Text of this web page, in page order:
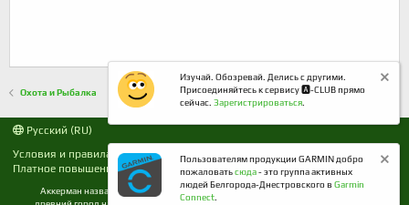
Охота и Рыбалка
Русский (RU)
Условия и правила
Политика конфиденциальности
Платное повышение
Помощь
S
Аккерман название города Белгород-Днестровский до 1944 года. Расположен наш
Изучай. Обозревай. Делись с другими.
Присоединяйтесь к сервису 🅰️-CLUB прямо
сейчас. Зарегистрироваться
Пользователям продукции GARMIN добро
пожаловатьсюда- это группа активных
людей Белгорода-Днестровского в Garmin
Connect